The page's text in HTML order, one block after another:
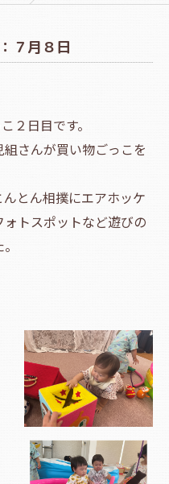
７月８日
２日目です。
さんが買い物ごっこを
とん相撲にエアホッケ
トスポットなど遊びの